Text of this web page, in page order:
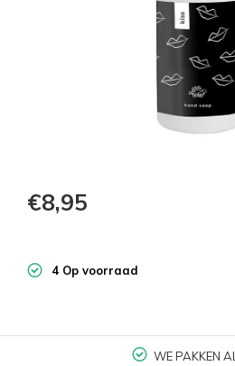
€8,95
4 Op voorraad
WE PAKKEN